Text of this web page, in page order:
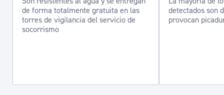
de forma totalmente gratuita en las
torres de vigilancia del servicio de
socorrismo
detectados son
provocan